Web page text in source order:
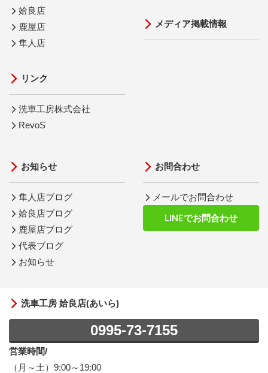
姶良店
鹿屋店
隼人店
リンク
洗車工房株式会社
RevoS
メディア掲載情報
お知らせ
隼人店ブログ
姶良店ブログ
鹿屋店ブログ
代表ブログ
お知らせ
お問合わせ
メールでお問合わせ
LINEでお問合わせ
洗車工房 姶良店(あいら)
0995-73-7155
営業時間/
（月～土）9:00～19:00